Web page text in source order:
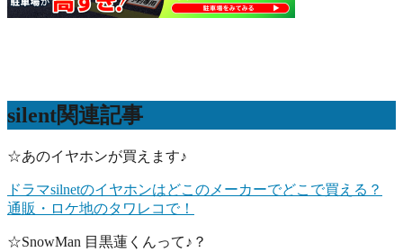
silent関連記事
☆あのイヤホンが買えます♪
ドラマsilnetのイヤホンはどこのメーカーでどこで買える？
通販・ロケ地のタワレコで！
☆SnowMan 目黒蓮くんって♪？